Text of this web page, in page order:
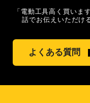
「電動工具高く買いま
話でお伝えいただけ
よくある質問